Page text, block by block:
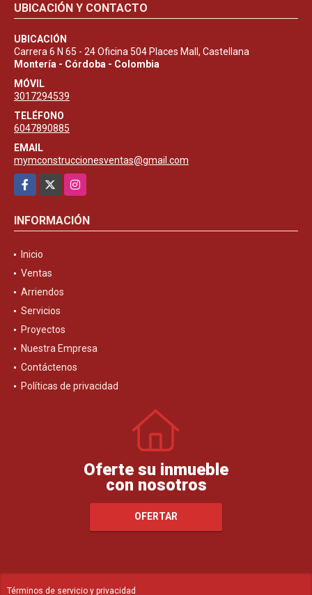
UBICACIÓN Y CONTACTO
UBICACIÓN
Carrera 6 N 65 - 24 Oficina 504 Places Mall, Castellana
Montería - Córdoba - Colombia
MÓVIL
3017294539
TELÉFONO
6047890885
EMAIL
mymconstruccionesventas@gmail.com
Facebook
Instagram
INFORMACIÓN
Inicio
Ventas
Arriendos
Servicios
Proyectos
Nuestra Empresa
Contáctenos
Políticas de privacidad
Oferte su inmueble
con nosotros
OFERTAR
Términos de servicio y privacidad